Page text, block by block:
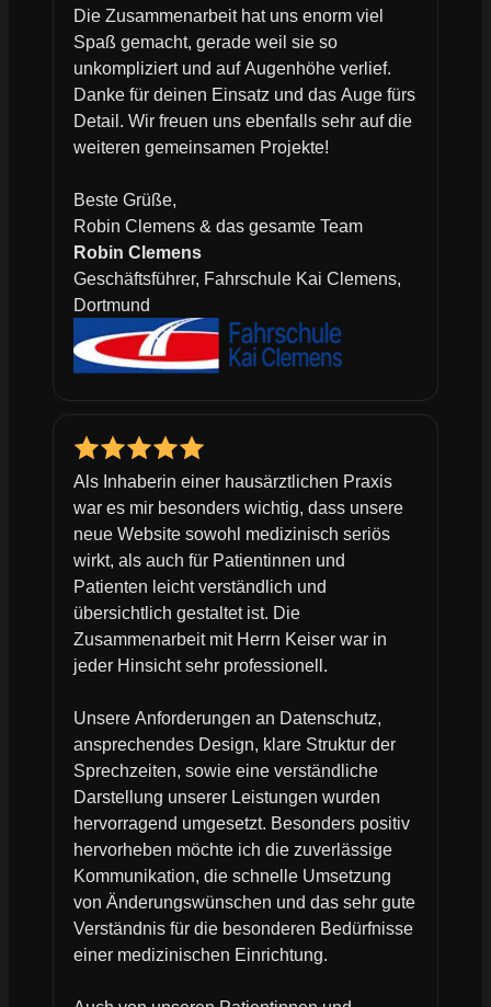
Die Zusammenarbeit hat uns enorm viel
Spaß gemacht, gerade weil sie so
unkompliziert und auf Augenhöhe verlief.
Danke für deinen Einsatz und das Auge fürs
Detail. Wir freuen uns ebenfalls sehr auf die
weiteren gemeinsamen Projekte!
Beste Grüße,
Robin Clemens & das gesamte Team
Robin Clemens
Geschäftsführer, Fahrschule Kai Clemens,
Dortmund
Als Inhaberin einer hausärztlichen Praxis
war es mir besonders wichtig, dass unsere
neue Website sowohl medizinisch seriös
wirkt, als auch für Patientinnen und
Patienten leicht verständlich und
übersichtlich gestaltet ist. Die
Zusammenarbeit mit Herrn Keiser war in
jeder Hinsicht sehr professionell.
Unsere Anforderungen an Datenschutz,
ansprechendes Design, klare Struktur der
Sprechzeiten, sowie eine verständliche
Darstellung unserer Leistungen wurden
hervorragend umgesetzt. Besonders positiv
hervorheben möchte ich die zuverlässige
Kommunikation, die schnelle Umsetzung
von Änderungswünschen und das sehr gute
Verständnis für die besonderen Bedürfnisse
einer medizinischen Einrichtung.